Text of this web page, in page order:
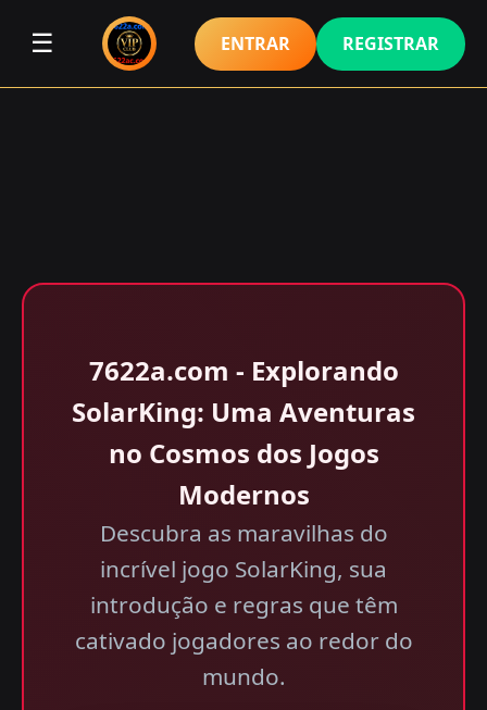
☰ ENTRAR REGISTRAR
7622a.com - Explorando
SolarKing: Uma Aventuras
no Cosmos dos Jogos
Modernos
Descubra as maravilhas do
incrível jogo SolarKing, sua
introdução e regras que têm
cativado jogadores ao redor do
mundo.